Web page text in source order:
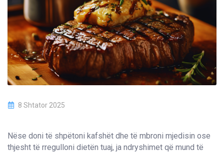
8 Shtator 2025
Nëse doni të shpëtoni kafshët dhe të mbroni mjedisin ose
thjesht të rregulloni dietën tuaj, ja ndryshimet që mund të